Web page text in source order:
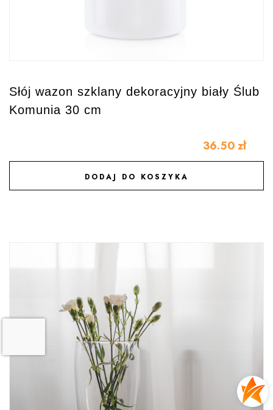
Słój wazon szklany dekoracyjny biały Ślub
Komunia 30 cm
36.50 zł
DODAJ DO KOSZYKA
DODAJ DO ULUBIONYCH